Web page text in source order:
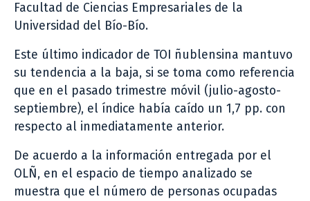
Facultad de Ciencias Empresariales de la
Universidad del Bío-Bío.
Este último indicador de TOI ñublensina mantuvo
su tendencia a la baja, si se toma como referencia
que en el pasado trimestre móvil (julio-agosto-
septiembre), el índice había caído un 1,7 pp. con
respecto al inmediatamente anterior.
De acuerdo a la información entregada por el
OLÑ, en el espacio de tiempo analizado se
muestra que el número de personas ocupadas